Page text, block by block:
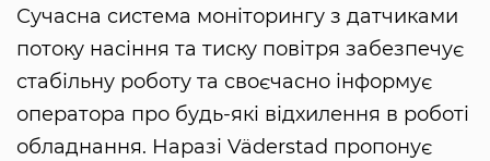
Сучасна система моніторингу з датчиками
потоку насіння та тиску повітря забезпечує
стабільну роботу та своєчасно інформує
оператора про будь-які відхилення в роботі
обладнання. Наразі Väderstad пропонує